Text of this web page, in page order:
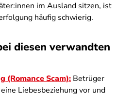
im Ausland sitzen, ist
häufig schwierig.
diesen verwandten
(Romance Scam): Betrüger
Liebesbeziehung vor und